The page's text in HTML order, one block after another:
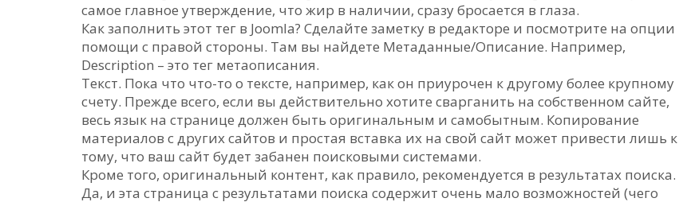
самое главное утверждение, что жир в наличии, сразу бросается в глаза.
Как заполнить этот тег в Joomla? Сделайте заметку в редакторе и посмотрите на опции
помощи с правой стороны. Там вы найдете Метаданные/Описание. Например,
Description – это тег метаописания.
Текст. Пока что что-то о тексте, например, как он приурочен к другому более крупному
счету. Прежде всего, если вы действительно хотите сварганить на собственном сайте,
весь язык на странице должен быть оригинальным и самобытным. Копирование
материалов с других сайтов и простая вставка их на свой сайт может привести лишь к
тому, что ваш сайт будет забанен поисковыми системами.
Кроме того, оригинальный контент, как правило, рекомендуется в результатах поиска.
Да, и эта страница с результатами поиска содержит очень мало возможностей (чего